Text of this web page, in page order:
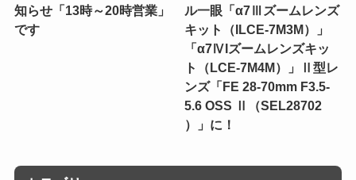
知らせ「13時～20時営業」
です
ル一眼「α7Ⅲズームレンズ
キット（ILCE-7M3M）」
「α7ⅣIズームレンズキッ
ト（LCE-7M4M）」Ⅱ型レ
ンズ「FE 28-70mm F3.5-
5.6 OSS Ⅱ（SEL28702
）」に！